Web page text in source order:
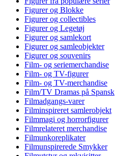
Figurer og Blokke
Figurer og collectibles
Figurer og Legetøj
Figurer og samlekort
Figurer og samleobjekter
Figurer og souvenirs
Film- og seriemerchandise
Film- og TV-figurer
Film- og TV-merchandise
Film/TV Dramas på Spansk
Filmadgangs-varer
Filminspireret samlerobjekt
Filmmagi og horrorfigurer
Filmrelateret merchandise
Filmunkoreplikater
Filmunspirerede Smykker